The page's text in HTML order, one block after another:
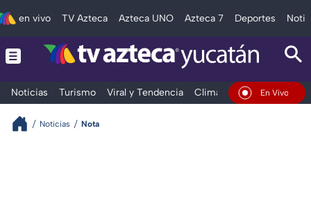
en vivo TV Azteca Azteca UNO Azteca 7 Deportes
Noticias Turismo Viral y Tendencia Clima Deportes
En Vivo
Noticias Nota